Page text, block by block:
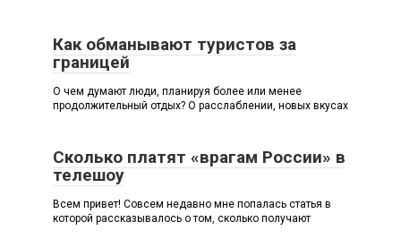
Как обманывают туристов за
границей
О чем думают люди, планируя более или менее
продолжительный отдых? О расслаблении, новых вкусах
Сколько платят «врагам России» в
телешоу
Всем привет! Совсем недавно мне попалась статья в
которой рассказывалось о том, сколько получают